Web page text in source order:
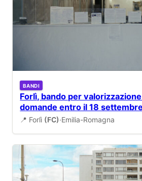
BANDI
Forlì, bando per
domande entro il 18
📍 Forlì (FC)·Emilia-Romagna